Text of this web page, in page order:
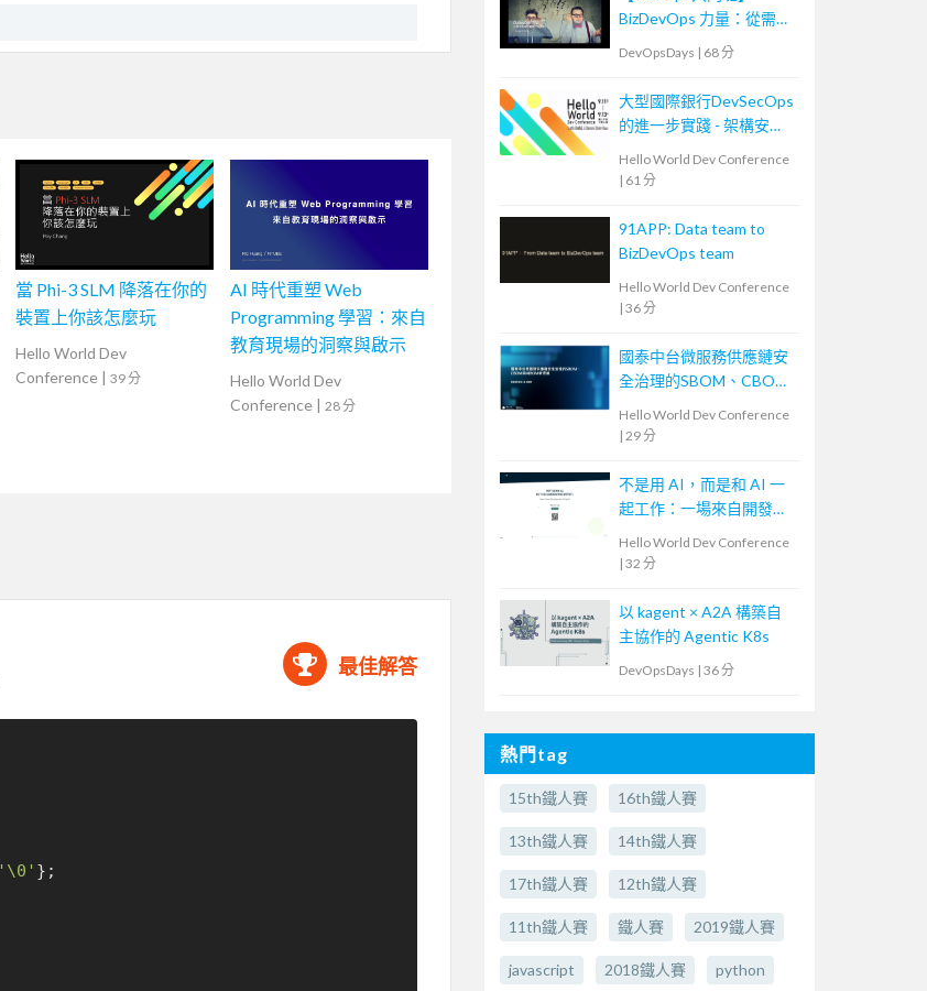
當 Phi-3 SLM 降落在你的
裝置上你該怎麼玩
Hello World Dev
Conference | 39 分
AI 時代重塑 Web
Programming 學習：來自
教育現場的洞察與啟示
Hello World Dev
Conference | 28 分
最佳解答
'\0' };
BizDevOps 力量：從需求
轉換到團隊內外溝通
DevOpsDays | 68 分
大型國際銀行DevSecOps
的進一步實踐 - 架構安全
Hello World Dev Conference
| 61 分
91APP: Data team to
BizDevOps team
Hello World Dev Conference
| 36 分
國泰中台微服務供應鏈安
全治理的SBOM、CBOM
Hello World Dev Conference
| 29 分
不是用 AI，而是和 AI 一
起工作：一場來自開發現
Hello World Dev Conference
| 32 分
以 kagent × A2A 構築自
主協作的 Agentic K8s
DevOpsDays | 36 分
熱門tag
15th鐵人賽 16th鐵人賽
13th鐵人賽 14th鐵人賽
17th鐵人賽 12th鐵人賽
11th鐵人賽 鐵人賽 2019鐵人賽
javascript 2018鐵人賽 python